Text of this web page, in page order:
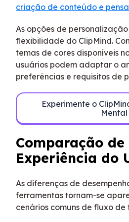
criação de conteúdo e
As opções de
flexibilidade do ClipMind.
temas de cores disponíveis
usuários podem adaptar o
preferências e requisitos de
Experimente o
Comparação de
Experiência do
As diferenças de
ferramentas tornam-se
cenários comuns de fluxo de